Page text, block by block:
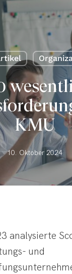
KMU
10. Oktober 2024
analysierte
und